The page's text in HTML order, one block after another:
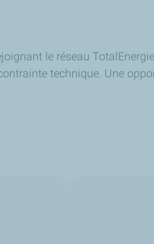
le réseau
technique. Une